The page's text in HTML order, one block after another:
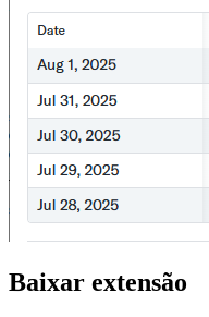
Baixar extensão